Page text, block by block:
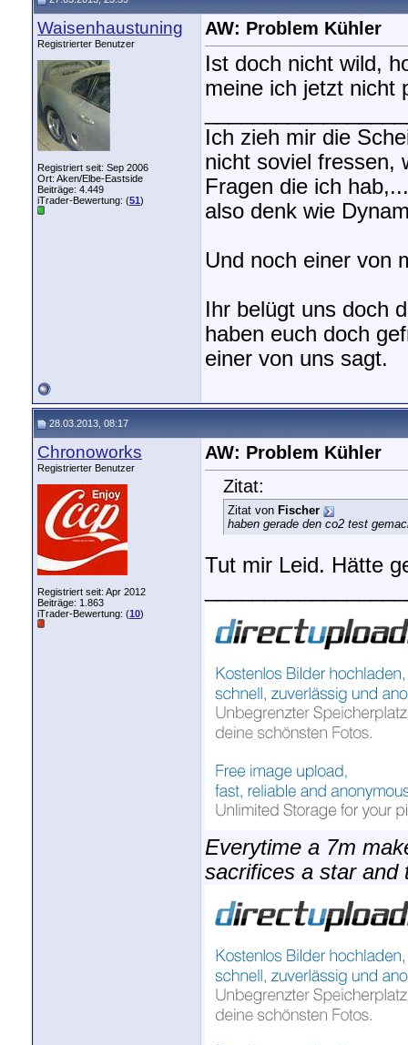
Waisenhaustuning
Registrierter Benutzer
Registriert seit: Sep 2006
Ort: Aken/Elbe-Eastside
Beiträge: 4.449
iTrader-Bewertung: (51)
AW: Problem Kühler
Ist doch nicht wild,
meine ich jetzt nicht
Ich zieh mir die
nicht soviel fressen,
Fragen die ich
also denk wie
Und noch einer von
Ihr belügt uns doch
haben euch doch
einer von uns sagt.
28.03.2013, 08:17
Chronoworks
Registrierter Benutzer
Registriert seit: Apr 2012
Beiträge: 1.863
iTrader-Bewertung: (10)
AW: Problem Kühler
Zitat:
Zitat von Fischer
haben gerade den co2 test
Tut mir Leid. Hätte
Everytime a 7m
sacrifices a star and